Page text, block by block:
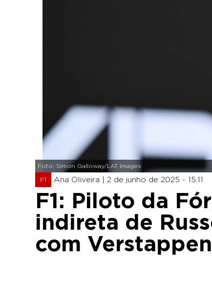
Foto: Simon Galloway/LAT Images
F1 Ana Oliveira | 2 de junho de 2025 - 15:11
F1: Piloto da
indireta de
com Verstappen